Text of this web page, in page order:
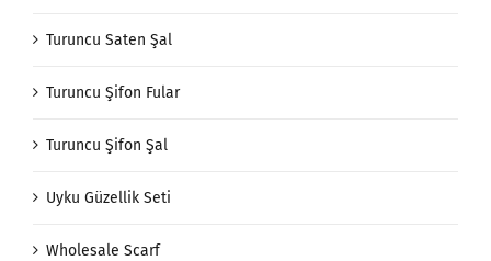
Turuncu Saten Şal
Turuncu Şifon Fular
Turuncu Şifon Şal
Uyku Güzellik Seti
Wholesale Scarf